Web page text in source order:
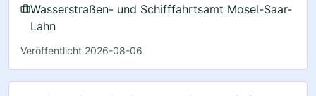
Wasserstraßen- und Schifffahrtsamt Mosel-Saar-
Lahn
Veröffentlicht 2026-08-06